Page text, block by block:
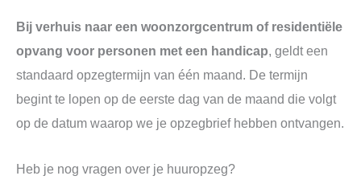
Bij verhuis naar een woonzorgcentrum of residentiële
opvang voor personen met een handicap, geldt een
standaard opzegtermijn van één maand. De termijn
begint te lopen op de eerste dag van de maand die volgt
op de datum waarop we je opzegbrief hebben ontvangen.
Heb je nog vragen over je huuropzeg?